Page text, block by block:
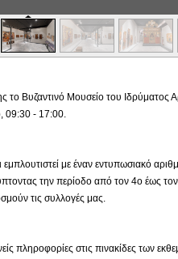
Βυζαντινό Μουσείο του Ιδρύματος
09:30 - 17:00.
εμπλουτιστεί με έναν εντυπωσιακό
την περίοδο από τον 4ο έως
τις συλλογές μας.
πληροφορίες στις πινακίδες των